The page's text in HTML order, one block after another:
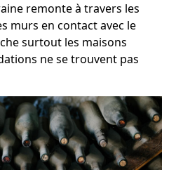
remonte à travers les
murs en contact avec le
surtout les maisons
ne se trouvent pas